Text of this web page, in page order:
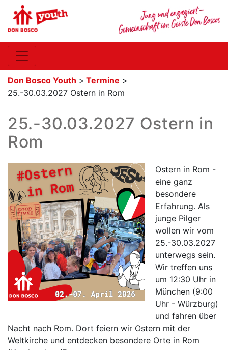
Don Bosco Youth > Termine >
25.-30.03.2027 Ostern in Rom
25.-30.03.2027 Ostern in
Rom
Ostern in Rom -
eine ganz
besondere
Erfahrung. Als
junge Pilger
wollen wir vom
25.-30.03.2027
unterwegs sein.
Wir treffen uns
um 12:30 Uhr in
München (9:00
Uhr - Würzburg)
und fahren über
Nacht nach Rom. Dort feiern wir Ostern mit der
Weltkirche und entdecken besondere Orte in Rom